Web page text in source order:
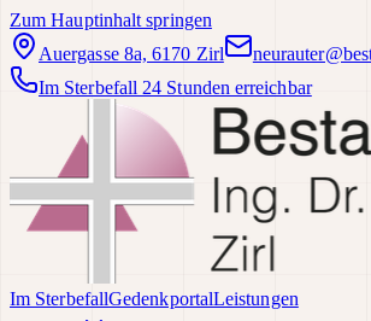
Zum Hauptinhalt springen
Auergasse 8a, 6170 Zirl
Im Sterbefall 24 Stunden erreichbar
Im SterbefallGedenkportalLeistungen